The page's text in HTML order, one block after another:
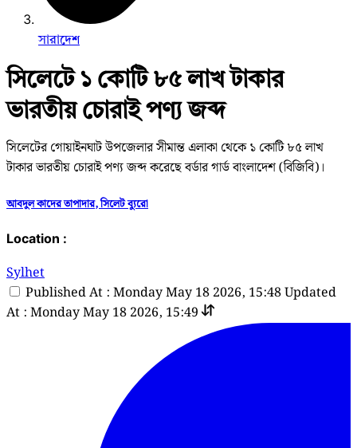
সারাদেশ
সিলেটে ১ কোটি ৮৫ লাখ টাকার
ভারতীয় চোরাই পণ্য জব্দ
সিলেটের গোয়াইনঘাট উপজেলার সীমান্ত এলাকা থেকে ১ কোটি ৮৫ লাখ
টাকার ভারতীয় চোরাই পণ্য জব্দ করেছে বর্ডার গার্ড বাংলাদেশ (বিজিবি)।
আবদুল কাদের তাপাদার, সিলেট ব্যুরো
Location :
Sylhet
Published At : Monday May 18 2026, 15:48Updated
At : Monday May 18 2026, 15:49